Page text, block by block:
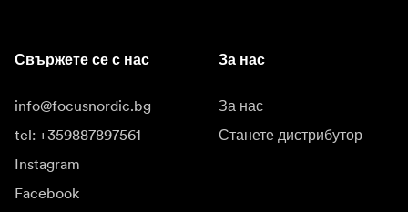
Свържете се с нас
info@focusnordic.bg
tel: +359887897561
Instagram
Facebook
За нас
За нас
Станете дистрибутор